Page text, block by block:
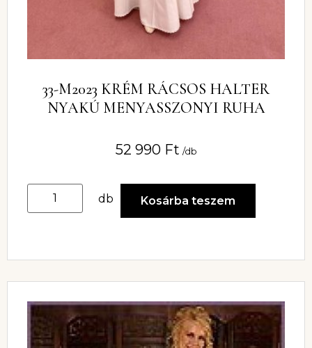
33-M2023 KRÉM RÁCSOS HALTER
NYAKÚ MENYASSZONYI RUHA
52 990 Ft /db
db Kosárba teszem